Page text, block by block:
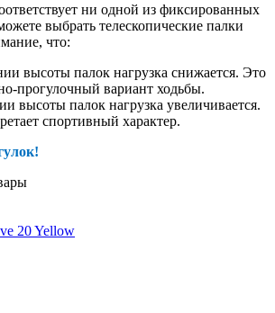
ни одной из фиксированных
выбрать телескопические палки
что:
высоты палок нагрузка снижается. Это
прогулочный вариант ходьбы.
высоты палок нагрузка увеличивается.
спортивный характер.